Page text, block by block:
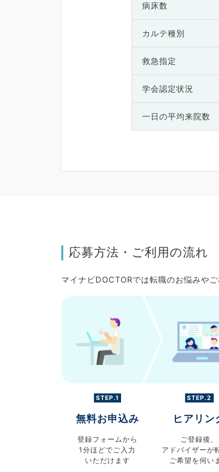
病床数
カルテ種別
救急指定
学会認定状況
一日の平均来院数
応募方法・ご利用の流れ
マイナビDOCTORでは転職のお悩みや
STEP.1
無料お申込み
登録フォームから
1分ほどでご入力
いただけます
STEP.2
ヒアリン
ご登録後、
アドバイザーが
ご希望を伺い